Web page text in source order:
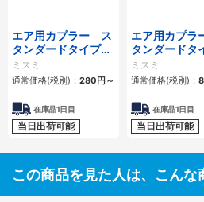
エア用カプラー ス
タンダードタイプ
おねじプラグ
ミスミ
通常価格(税別)： 280 円 ～
在庫品1日目
当日出荷可能
エア用カプ
タンダード
おねじソケット
ミスミ
通常価格(税別)：
在庫品1日目
当日出荷可能
この商品を見た人は、こんな